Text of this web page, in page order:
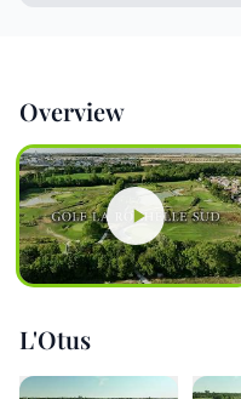
Overview
L'Otus